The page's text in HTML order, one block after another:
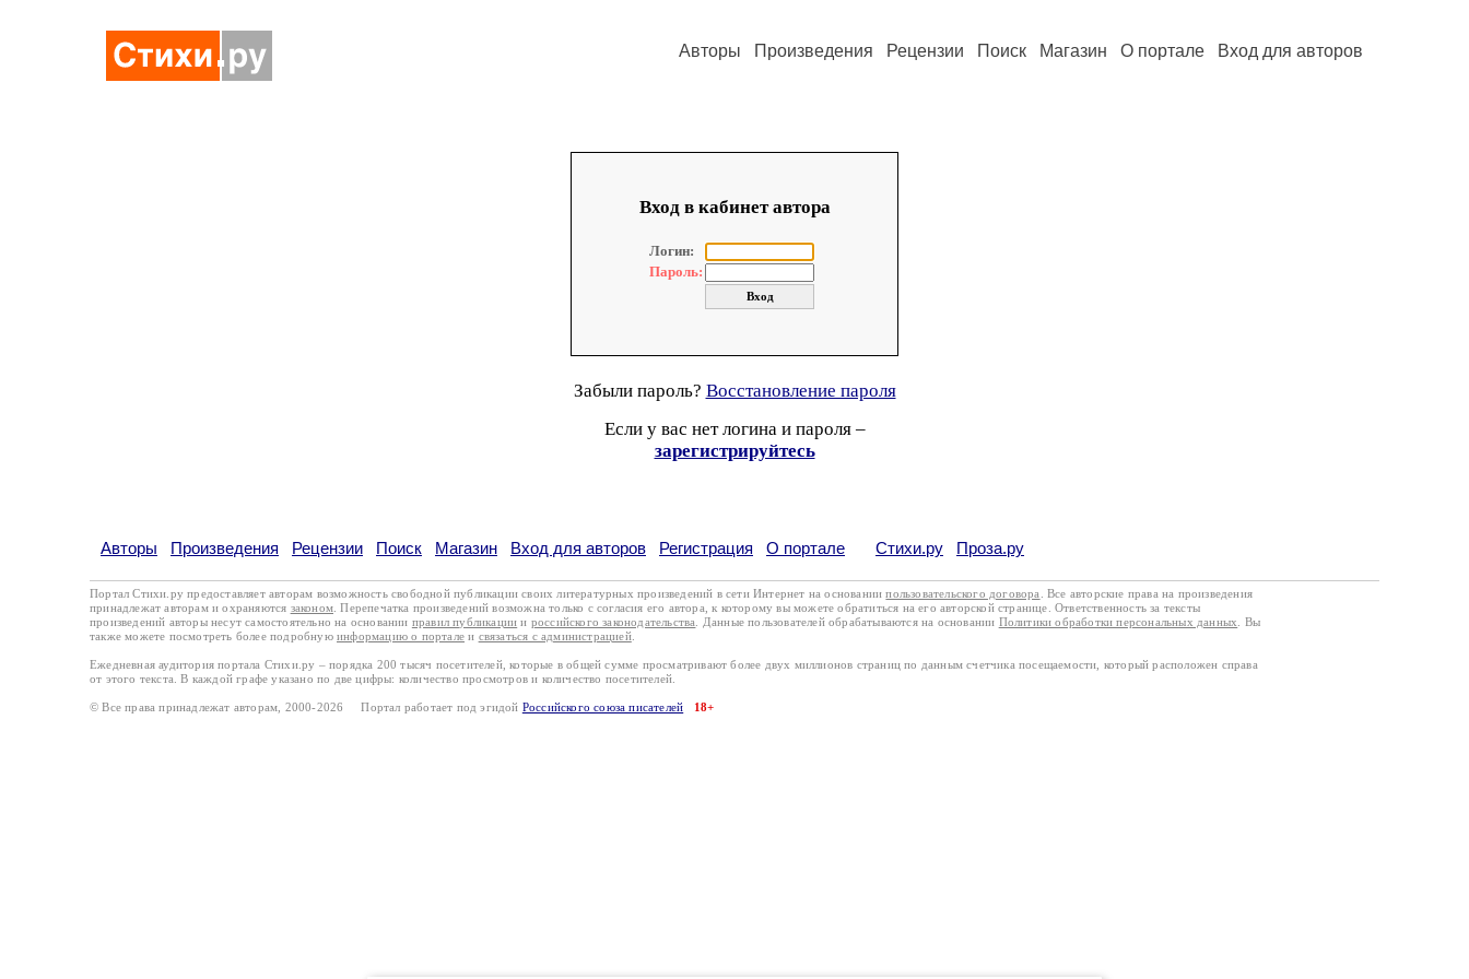
Авторы Произведения Рецензии Поиск Магазин О портале Вход для авторов
Вход в кабинет автора
Логин:
Пароль:
Забыли пароль? Восстановление пароля
Если у вас нет логина и пароля –
зарегистрируйтесь
Авторы Произведения Рецензии Поиск Магазин Вход для авторов Регистрация О портале Стихи.ру Проза.ру
Портал Стихи.ру предоставляет авторам возможность свободной публикации своих литературных произведений в сети Интернет на основаниипользовательского договора
. Все авторские права на произведения
принадлежат авторам и охраняются законом . Перепечатка произведений возможна только с согласия его автора, к которому вы можете обратиться на его авторской странице. Ответственность за тексты
произведений авторы несут самостоятельно на основании правил публикации и российского законодательства . Данные пользователей обрабатываются на основании Политики обработки персональных данных
. Вы
также можете посмотреть более подробную информацию о портале и связаться с администрацией.
Ежедневная аудитория портала Стихи.ру – порядка 200 тысяч посетителей, которые в общей сумме просматривают более двух миллионов страниц по данным счетчика посещаемости, который расположен справа
от этого текста. В каждой графе указано по две цифры: количество просмотров и количество посетителей.
© Все права принадлежат авторам, 2000-2026 Портал работает под эгидой Российского союза писателей 18+